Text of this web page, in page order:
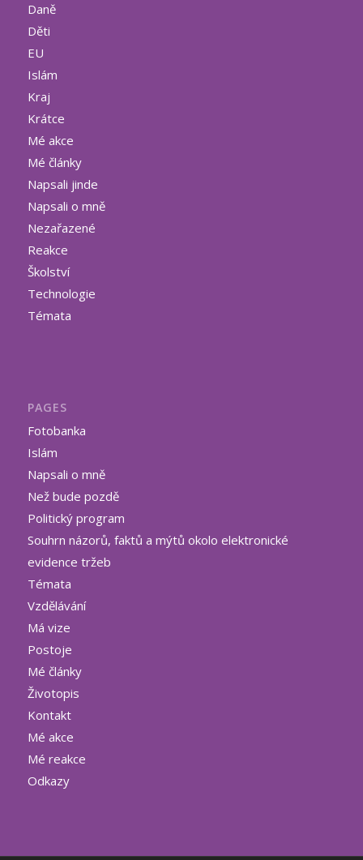
Daně
Děti
EU
Islám
Kraj
Krátce
Mé akce
Mé články
Napsali jinde
Napsali o mně
Nezařazené
Reakce
Školství
Technologie
Témata
PAGES
Fotobanka
Islám
Napsali o mně
Než bude pozdě
Politický program
Souhrn názorů, faktů a mýtů okolo elektronické
evidence tržeb
Témata
Vzdělávání
Má vize
Postoje
Mé články
Životopis
Kontakt
Mé akce
Mé reakce
Odkazy